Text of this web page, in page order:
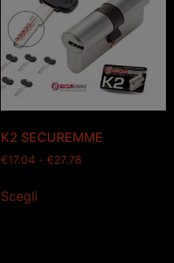
K2 SECUREMME
€17.04 - €27.78
Scegli